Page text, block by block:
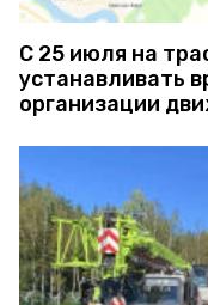
С 25 июля на
устанавливать
организации